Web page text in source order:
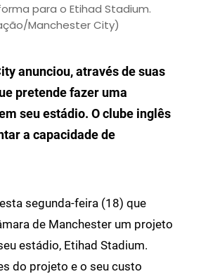
para o Etihad Stadium.
Manchester City)
anunciou, através de suas
pretende fazer uma
seu estádio. O clube inglês
a capacidade de
segunda-feira (18) que
de Manchester um projeto
estádio, Etihad Stadium.
do projeto e o seu custo